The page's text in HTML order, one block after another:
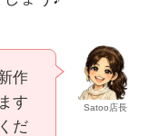
Satoo店長
作
す
だ